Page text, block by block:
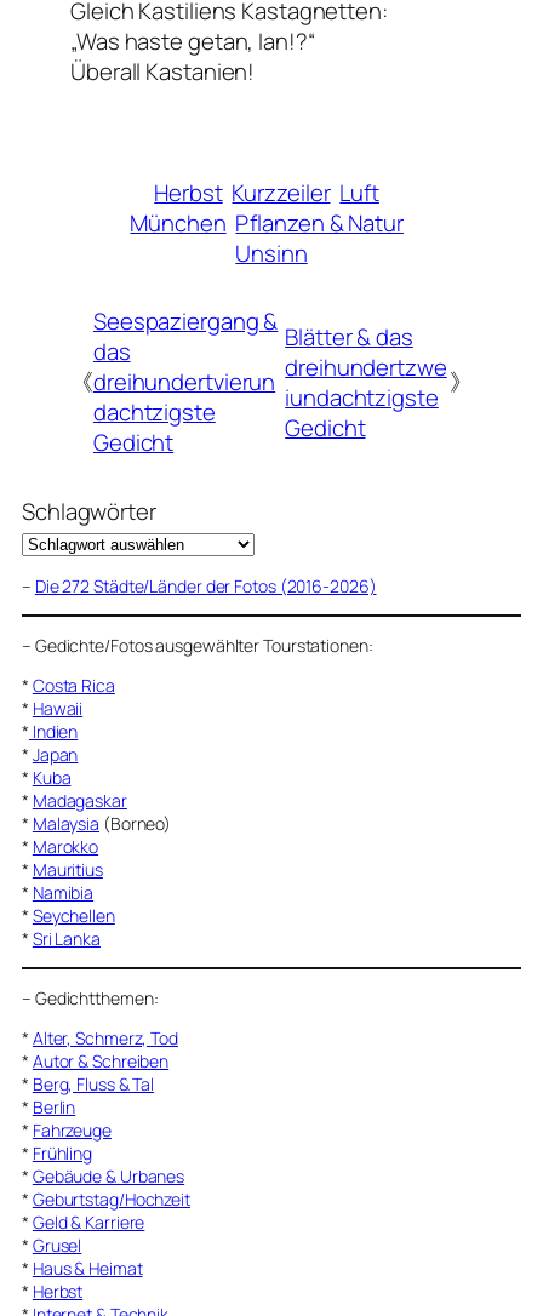
Gleich Kastiliens Kastagnetten:
„Was haste getan, Ian!?“
Überall Kastanien!
Herbst Kurzzeiler Luft
München Pflanzen & Natur
Unsinn
《
Seespaziergang &
das
dreihundertvierun
dachtzigste
Gedicht
Blätter & das
dreihundertzwe
iundachtzigste
Gedicht
》
Schlagwörter
– Die 272 Städte/Länder der Fotos (2016-2026)
– Gedichte/Fotos ausgewählter Tourstationen:
* Costa Rica
* Hawaii
* Indien
* Japan
* Kuba
* Madagaskar
* Malaysia (Borneo)
* Marokko
* Mauritius
* Namibia
* Seychellen
* Sri Lanka
– Gedichtthemen:
* Alter, Schmerz, Tod
* Autor & Schreiben
* Berg, Fluss & Tal
* Berlin
* Fahrzeuge
* Frühling
* Gebäude & Urbanes
* Geburtstag/Hochzeit
* Geld & Karriere
* Grusel
* Haus & Heimat
* Herbst